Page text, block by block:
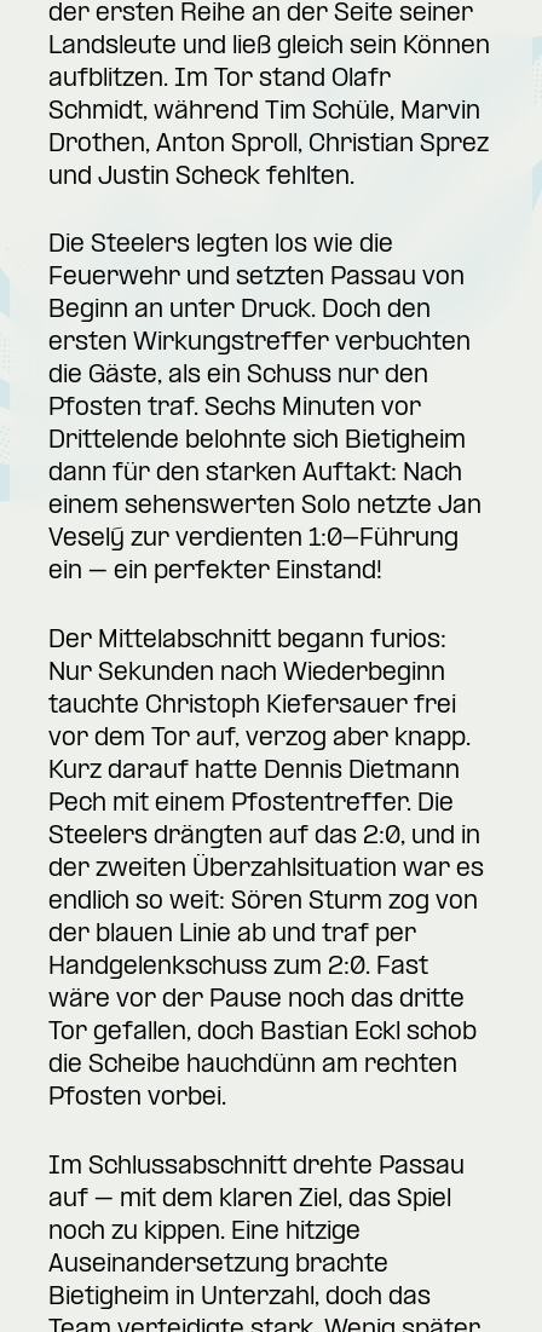
der ersten Reihe an der Seite seiner
Landsleute und ließ gleich sein Können
aufblitzen. Im Tor stand Olafr
Schmidt, während Tim Schüle, Marvin
Drothen, Anton Sproll, Christian Sprez
und Justin Scheck fehlten.
Die Steelers legten los wie die
Feuerwehr und setzten Passau von
Beginn an unter Druck. Doch den
ersten Wirkungstreffer verbuchten
die Gäste, als ein Schuss nur den
Pfosten traf. Sechs Minuten vor
Drittelende belohnte sich Bietigheim
dann für den starken Auftakt: Nach
einem sehenswerten Solo netzte Jan
Veselý zur verdienten 1:0-Führung
ein – ein perfekter Einstand!
Der Mittelabschnitt begann furios:
Nur Sekunden nach Wiederbeginn
tauchte Christoph Kiefersauer frei
vor dem Tor auf, verzog aber knapp.
Kurz darauf hatte Dennis Dietmann
Pech mit einem Pfostentreffer. Die
Steelers drängten auf das 2:0, und in
der zweiten Überzahlsituation war es
endlich so weit: Sören Sturm zog von
der blauen Linie ab und traf per
Handgelenkschuss zum 2:0. Fast
wäre vor der Pause noch das dritte
Tor gefallen, doch Bastian Eckl schob
die Scheibe hauchdünn am rechten
Pfosten vorbei.
Im Schlussabschnitt drehte Passau
auf – mit dem klaren Ziel, das Spiel
noch zu kippen. Eine hitzige
Auseinandersetzung brachte
Bietigheim in Unterzahl, doch das